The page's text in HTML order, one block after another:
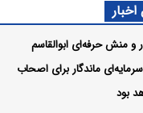
و منش حرفه‌ای ابوالقاسم
ماندگار برای اصحاب
بود